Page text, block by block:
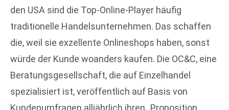
den USA sind die Top-Online-Player häufig
traditionelle Handelsunternehmen. Das schaffen
die, weil sie exzellente Onlineshops haben, sonst
würde der Kunde woanders kaufen. Die OC&C, eine
Beratungsgesellschaft, die auf Einzelhandel
spezialisiert ist, veröffentlich auf Basis von